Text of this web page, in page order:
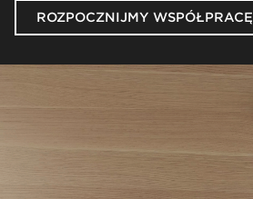
ROZPOCZNIJMY WSPÓŁPRACĘ